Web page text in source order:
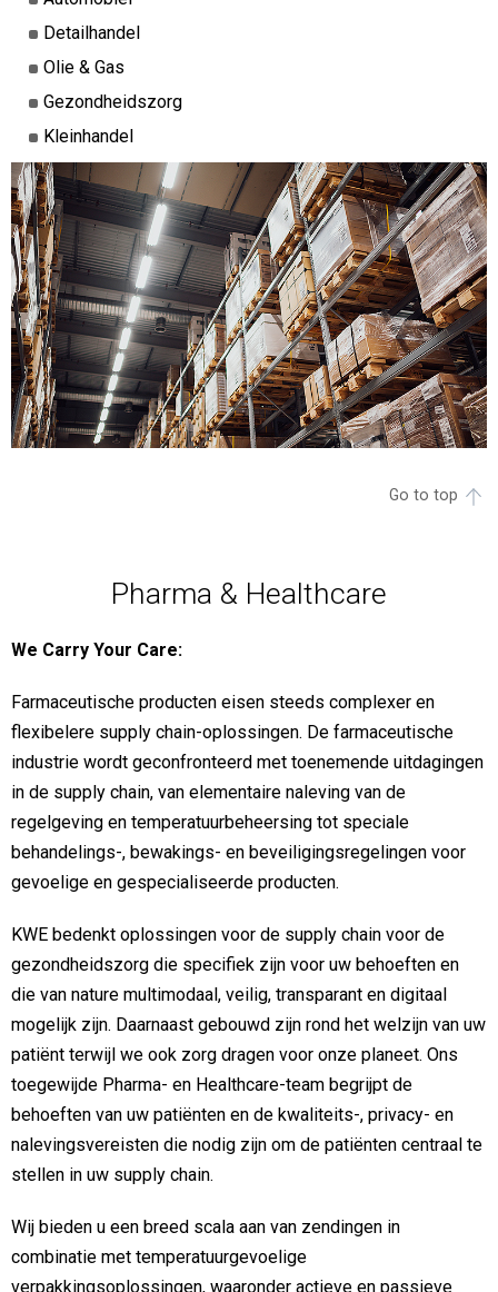
Detailhandel
Olie & Gas
Gezondheidszorg
Kleinhandel
Go to top
Pharma & Healthcare
We Carry Your Care:
Farmaceutische producten eisen steeds complexer en
flexibelere supply chain-oplossingen. De farmaceutische
industrie wordt geconfronteerd met toenemende uitdagingen
in de supply chain, van elementaire naleving van de
regelgeving en temperatuurbeheersing tot speciale
behandelings-, bewakings- en beveiligingsregelingen voor
gevoelige en gespecialiseerde producten.
KWE bedenkt oplossingen voor de supply chain voor de
gezondheidszorg die specifiek zijn voor uw behoeften en
die van nature multimodaal, veilig, transparant en digitaal
mogelijk zijn. Daarnaast gebouwd zijn rond het welzijn van uw
patiënt terwijl we ook zorg dragen voor onze planeet. Ons
toegewijde Pharma- en Healthcare-team begrijpt de
behoeften van uw patiënten en de kwaliteits-, privacy- en
nalevingsvereisten die nodig zijn om de patiënten centraal te
stellen in uw supply chain.
Wij bieden u een breed scala aan van zendingen in
combinatie met temperatuurgevoelige
verpakkingsoplossingen, waaronder actieve en passieve